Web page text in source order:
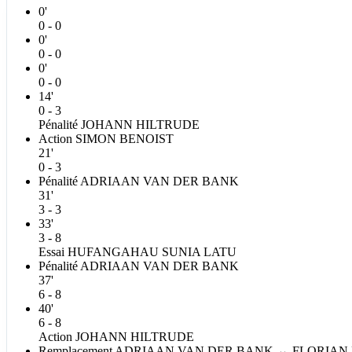
0'
0 - 0
0'
0 - 0
0'
0 - 0
14'
0 - 3
Pénalité JOHANN HILTRUDE
Action SIMON BENOIST
21'
0 - 3
Pénalité ADRIAAN VAN DER BANK
31'
3 - 3
33'
3 - 8
Essai HUFANGAHAU SUNIA LATU
Pénalité ADRIAAN VAN DER BANK
37'
6 - 8
40'
6 - 8
Action JOHANN HILTRUDE